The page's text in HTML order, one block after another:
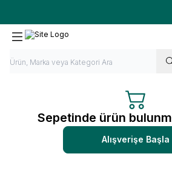
Sepetinde ürün
Alışverişe Başla